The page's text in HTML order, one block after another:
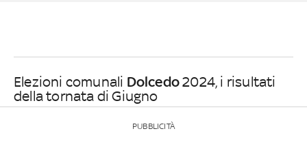
Elezioni comunali Dolcedo2024, i risultati
della tornata di Giugno
PUBBLICITÀ